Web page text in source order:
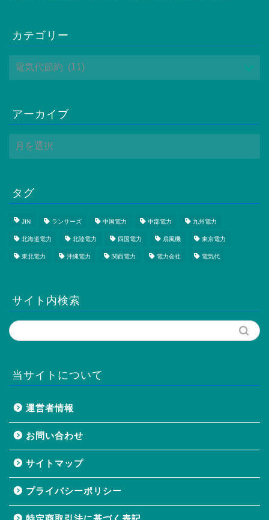
カテゴリー
アーカイブ
タグ
JIN ランサーズ 中国電力 中部電力 九州電力
北海道電力 北陸電力 四国電力 扇風機 東京電力
東北電力 沖縄電力 関西電力 電力会社 電気代
サイト内検索
当サイトについて
運営者情報
お問い合わせ
サイトマップ
プライバシーポリシー